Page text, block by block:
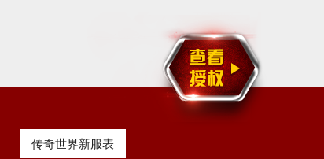
传奇世界新服表